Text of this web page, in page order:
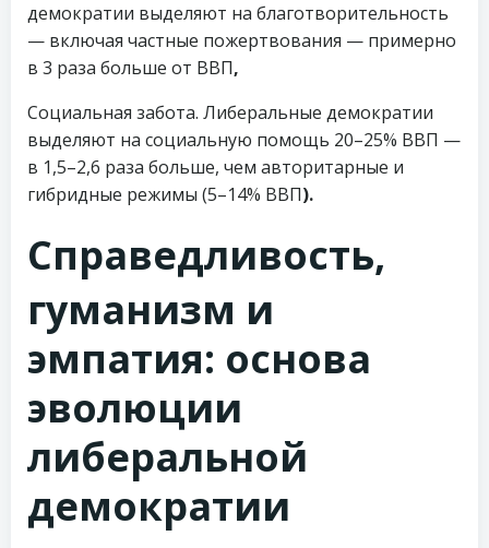
демократии выделяют на благотворительность
— включая частные пожертвования — примерно
в 3 раза больше от ВВП,
Социальная забота. Либеральные демократии
выделяют на социальную помощь 20–25% ВВП —
в 1,5–2,6 раза больше, чем авторитарные и
гибридные режимы (5–14% ВВП).
Справедливость,
гуманизм и
эмпатия: основа
эволюции
либеральной
демократии